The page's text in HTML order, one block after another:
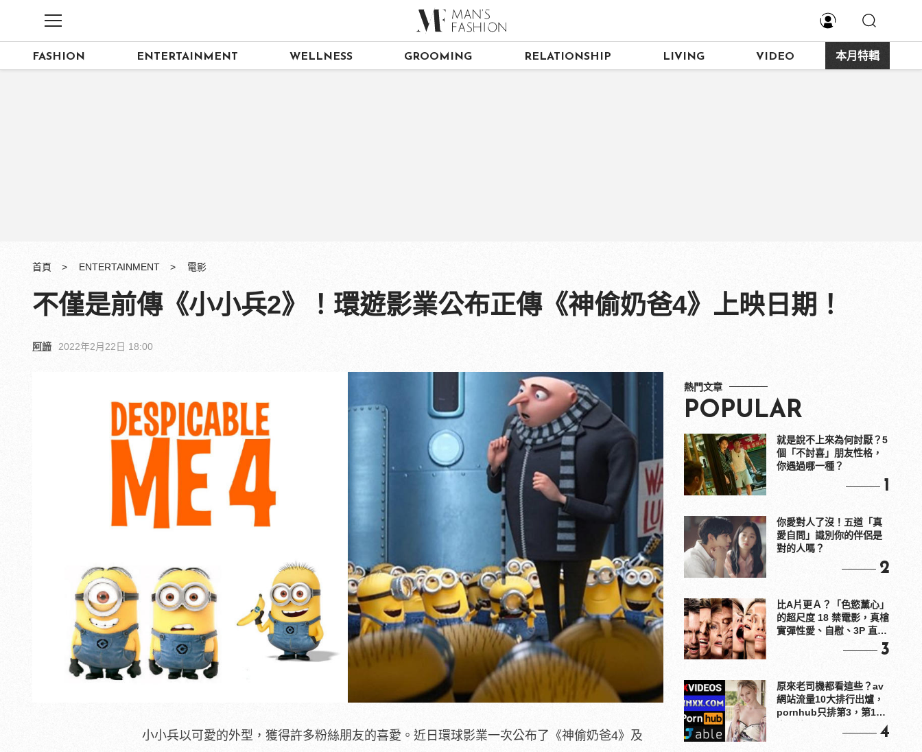
FASHION ENTERTAINMENT WELLNESS GROOMING RELATIONSHIP LIVING VIDEO 本月特輯
首頁 ENTERTAINMENT 電影
不僅是前傳《小小兵2》！環遊影業公布正傳《神偷奶爸4》上映日期！
阿諦 2022年2月22日 18:00
小小兵以可愛的外型，獲得許多粉絲朋友的喜愛。近日環球影業一次公布了《神偷奶爸4》及
熱門文章
POPULAR
就是說不上來為何討厭？5
個「不討喜」朋友性格，
你遇過哪一種？
1
你愛對人了沒！五道「真
愛自問」識別你的伴侶是
對的人嗎？
2
比A片更Ａ？「色慾薰心」
的超尺度 18 禁電影，真槍
實彈性愛、自慰、3P 直接
3
原來老司機都看這些？av
網站流量10大排行出爐，
pornhub只排第3，第1名
4